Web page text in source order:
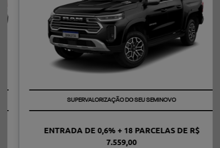
TAXA ZERO
ENTRADA DE 0,6% + 18 PARCELAS DE R$
7.559,00